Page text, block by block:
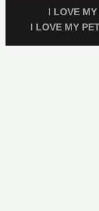
I LOVE
I LOVE MY